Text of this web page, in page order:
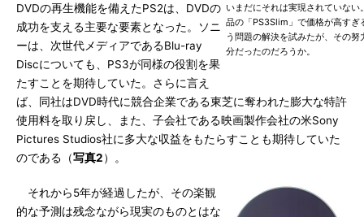
いまだにそれは実現されていない
品の「PS3Slim」で価格が高すぎ
う問題の解決を試みたが、その努
分だったのだろうか。
DVDの再生機能を備えたPS2は、DVDの
成功を支える主要な要素となった。ソニ
ーは、次世代メディアであるBlu-ray
Discについても、PS3が同様の役割を果
たすことを期待していた。さらに言え
ば、同社はDVD時代に競合企業である東芝に奪われた膨大な特許
使用料を取り戻し、また、子会社である映画製作会社の米Sony
Pictures Studios社に多大な収益をもたらすことも期待していた
のである（写真2）。
それから5年が経過したが、その楽観
的な予測は残念ながら現実のものとはな